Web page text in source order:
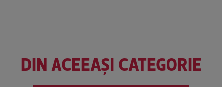
DIN ACEEAȘI CATEGORIE